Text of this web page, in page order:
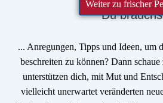
Du
... Anregungen, Tipps und Ideen, um
beschreiten zu können? Dann
unterstützen dich, mit Mut und
vielleicht unerwartet veränderten
Weiter zu frischer